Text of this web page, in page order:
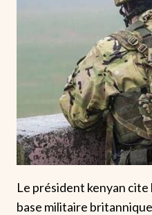
Le président kenyan cite
base militaire